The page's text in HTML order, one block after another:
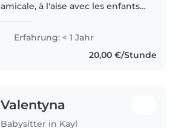
amicale, à l'aise avec les enfants
organiser des activités créatives,
aider aux devoirs et préparer des
Erfahrung: < 1 Jahr
20,00 €/Stunde
Valentyna
Babysitter in Kayl